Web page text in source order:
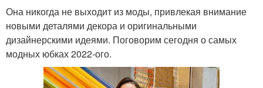
Она никогда не выходит из моды, привлекая внимание
новыми деталями декора и оригинальными
дизайнерскими идеями. Поговорим сегодня о самых
модных юбках 2022-ого.